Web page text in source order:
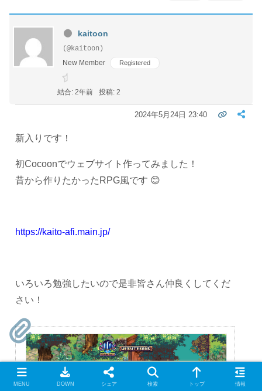
kaitoon
(@kaitoon)
New Member
Registered
結合: 2年前 投稿: 2
2024年5月24日 23:40
新入りです！
初Cocoonでウェブサイト作ってみました！
昔から作りたかったRPG風です 😊
https://kaito-afi.main.jp/
いろいろ勉強したいので是非皆さん仲良くしてくだ
さい！
MENU DOWN シェア 検索 トップ 情報